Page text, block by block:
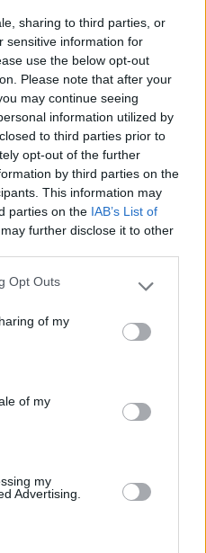
sharing to third parties, or
sensitive information for
use the below opt-out
Please note that after your
may continue seeing
information utilized by
to third parties prior to
opt-out of the further
by third parties on the
This information may
parties on the IAB’s List of
further disclose it to other
uses one or more Google
behaviour. You may click to
purposes in below Google
Opt Outs
of my
of my
my
Advertising.
C(cover 3,5ton) al
crolla.
concessionario paghi il
pagamento IVA se il mezzo è